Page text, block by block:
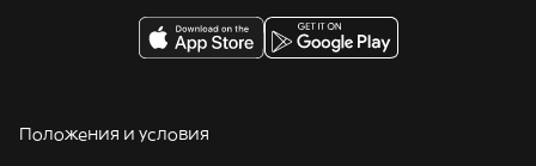
Положения и условия